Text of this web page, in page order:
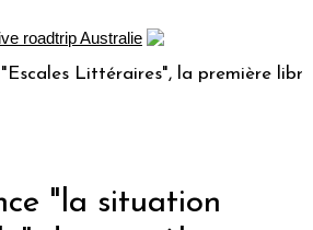
Littéraires", la première librairie
"la situation